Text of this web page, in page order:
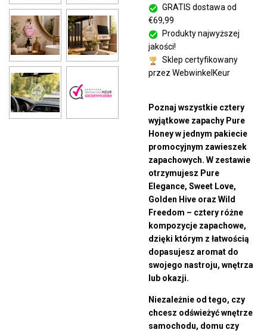
GRATIS dostawa od
€69,99
Produkty najwyższej
jakości!
Sklep certyfikowany
przez WebwinkelKeur
Poznaj wszystkie cztery
wyjątkowe zapachy Pure
Honey w jednym pakiecie
promocyjnym zawieszek
zapachowych. W zestawie
otrzymujesz Pure
Elegance, Sweet Love,
Golden Hive oraz Wild
Freedom – cztery różne
kompozycje zapachowe,
dzięki którym z łatwością
dopasujesz aromat do
swojego nastroju, wnętrza
lub okazji.
Niezależnie od tego, czy
chcesz odświeżyć wnętrze
samochodu, domu czy